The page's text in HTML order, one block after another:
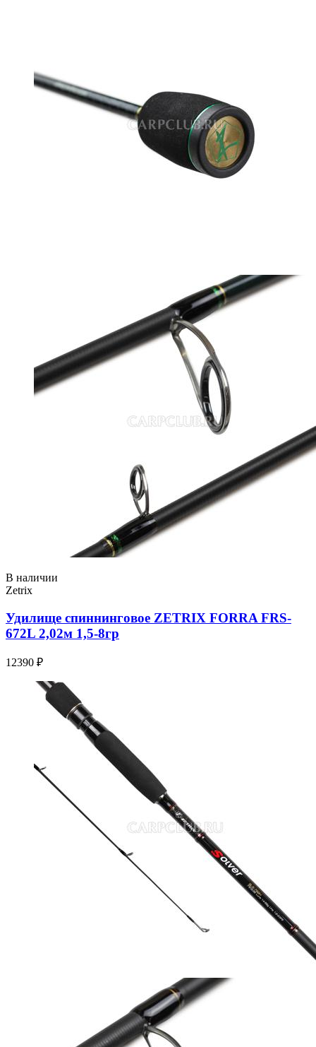
В наличии
Zetrix
Удилище спиннинговое ZETRIX FORRA FRS-
672L 2,02м 1,5-8гр
12390 ₽